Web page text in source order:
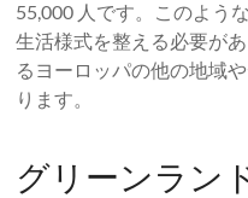
55,000 人です。このよう
生活様式を整える必要が
るヨーロッパの他の地域
ります。
グリーンラン